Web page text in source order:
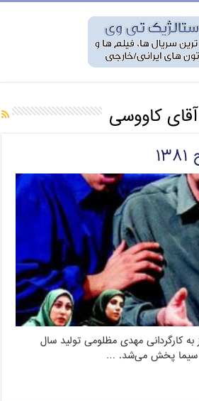
آقای کاووسی
کارگردانی مهدی مظلومی تولید سال